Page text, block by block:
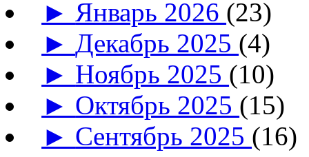
► Январь 2026 (23)
►Декабрь 2025 (4)
► Ноябрь 2025 (10)
► Октябрь 2025 (15)
► Сентябрь 2025 (16)